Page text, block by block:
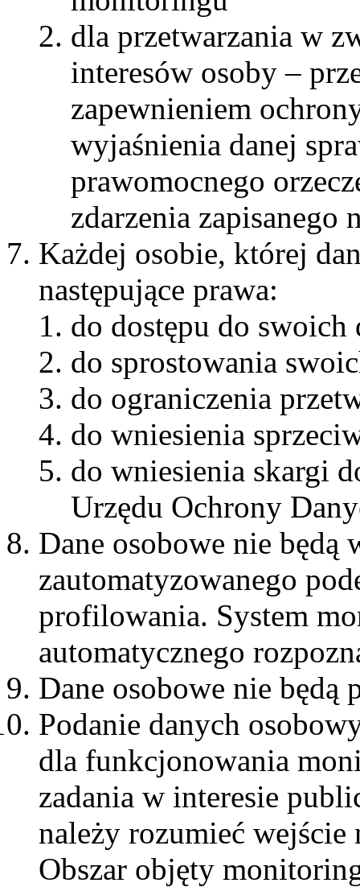
dla przetwarzania w
interesów osoby –
zapewnieniem
wyjaśnienia danej
prawomocnego
zdarzenia zapisanego
Każdej osobie, której
następujące prawa:
do dostępu do swoich
do sprostowania
do ograniczenia
do wniesienia
do wniesienia skargi
Urzędu Ochrony
Dane osobowe nie będą
zautomatyzowanego
profilowania. System
automatycznego
Dane osobowe nie będą
Podanie danych
dla funkcjonowania
zadania w interesie
należy rozumieć
Obszar objęty